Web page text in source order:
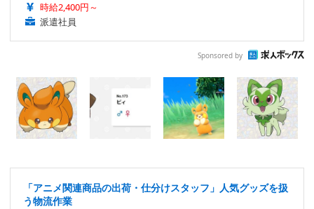
時給2,400円～
派遣社員
Sponsored by
「アニメ関連商品の出荷・仕分けスタッフ」人気グッズを扱
う物流作業